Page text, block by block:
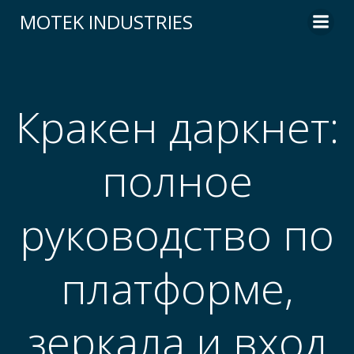
to
MOTEK INDUSTRIES
Кракен даркнет:
полное
руководство по
платформе,
зеркала и вход